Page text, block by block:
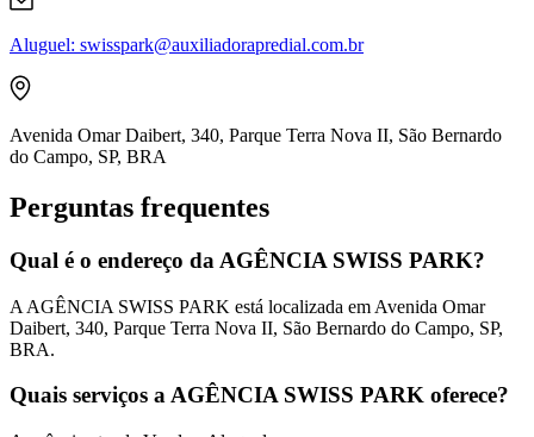
Aluguel: swisspark@auxiliadorapredial.com.br
Avenida Omar Daibert, 340, Parque Terra Nova II, São Bernardo
do Campo, SP, BRA
Perguntas frequentes
Qual é o endereço da AGÊNCIA SWISS PARK?
A AGÊNCIA SWISS PARK está localizada em Avenida Omar
Daibert, 340, Parque Terra Nova II, São Bernardo do Campo, SP,
BRA.
Quais serviços a AGÊNCIA SWISS PARK oferece?